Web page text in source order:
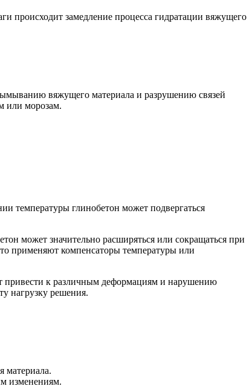
происходит замедление процесса гидратации вяжущего
вяжущего материала и разрушению связей
или морозам.
температуры глинобетон может подвергаться
может значительно расширяться или сокращаться при
применяют компенсаторы температуры или
привести к различным деформациям и нарушению
нагрузку решения.
материала.
изменениям.